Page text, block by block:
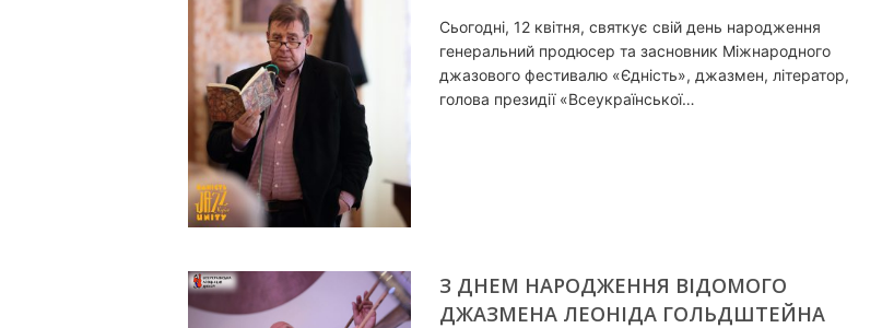
Сьогодні, 12 квітня, святкує свій день народження
генеральний продюсер та засновник Міжнародного
джазового фестивалю «Єдність», джазмен, літератор,
голова президії «Всеукраїнської…
З ДНЕМ НАРОДЖЕННЯ ВІДОМОГО
ДЖАЗМЕНА ЛЕОНІДА ГОЛЬДШТЕЙНА